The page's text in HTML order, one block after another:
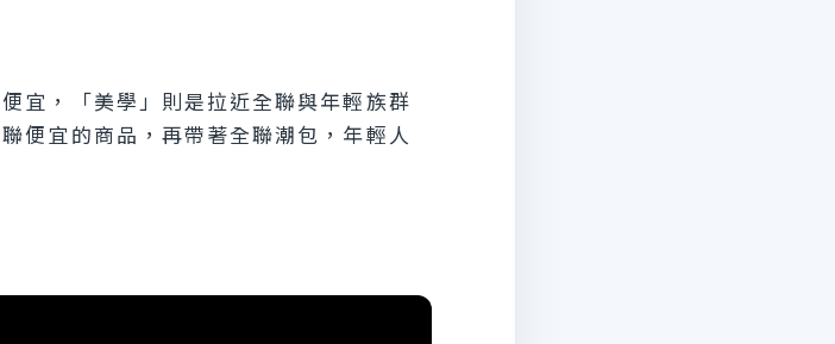
宜，「美學」則是拉近全聯與年輕族群
便宜的商品，再帶著全聯潮包，年輕人